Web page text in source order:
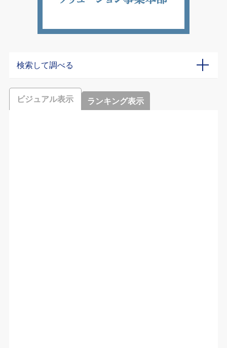
検索して調べる
ビジュアル表示 ランキング表示